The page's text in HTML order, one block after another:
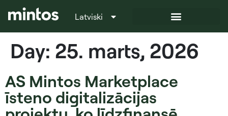
Latviski
Italiano
Day: 25. marts, 2026
AS Mintos Marketplace
īsteno digitalizācijas